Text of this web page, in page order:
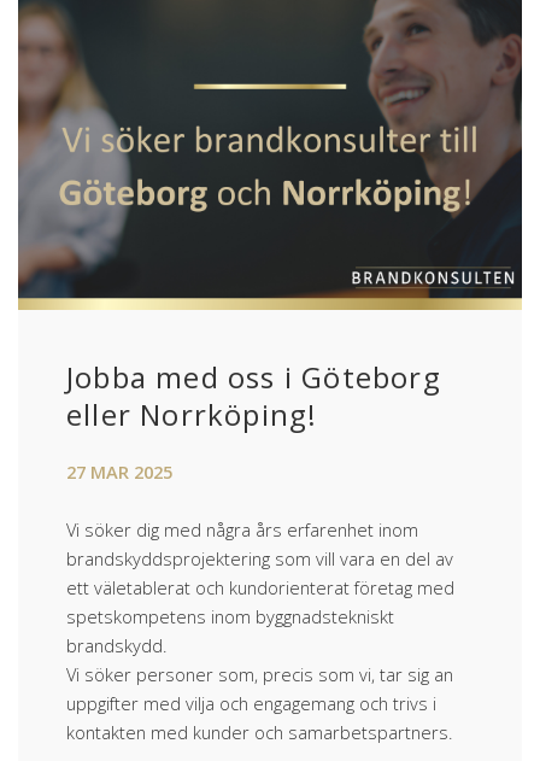
Jobba med oss i Göteborg
eller Norrköping!
27 MAR 2025
Vi söker dig med några års erfarenhet inom
brandskyddsprojektering som vill vara en del av
ett väletablerat och kundorienterat företag med
spetskompetens inom byggnadstekniskt
brandskydd.
Vi söker personer som, precis som vi, tar sig an
uppgifter med vilja och engagemang och trivs i
kontakten med kunder och samarbetspartners.